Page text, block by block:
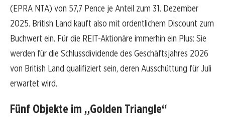
(EPRA NTA) von 57,7 Pence je Anteil zum 31. Dezember
2025. British Land kauft also mit ordentlichem Discount zum
Buchwert ein. Für die REIT-Aktionäre immerhin ein Plus: Sie
werden für die Schlussdividende des Geschäftsjahres 2026
von British Land qualifiziert sein, deren Ausschüttung für Juli
erwartet wird.
Fünf Objekte im „Golden Triangle“